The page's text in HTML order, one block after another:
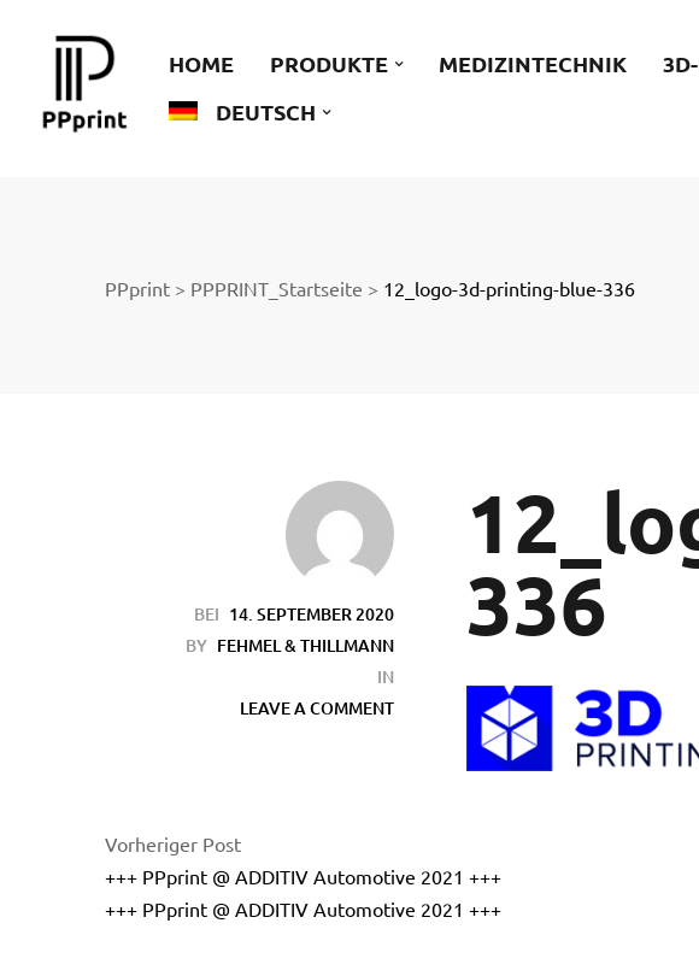
HOME PRODUKTE MEDIZINTECHNIK
DEUTSCH
PPprint > PPPRINT_Startseite > 12_logo-3d-printing-blue-336
BEI 14. SEPTEMBER 2020
BY FEHMEL & THILLMANN
IN
LEAVE A COMMENT
336
Vorheriger Post
+++ PPprint @ ADDITIV Automotive 2021 +++
+++ PPprint @ ADDITIV Automotive 2021 +++